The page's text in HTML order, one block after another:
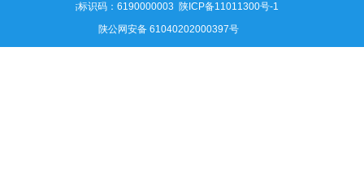
网站标识码：6190000003 陕ICP备11011300号-1
陕公网安备 61040202000397号